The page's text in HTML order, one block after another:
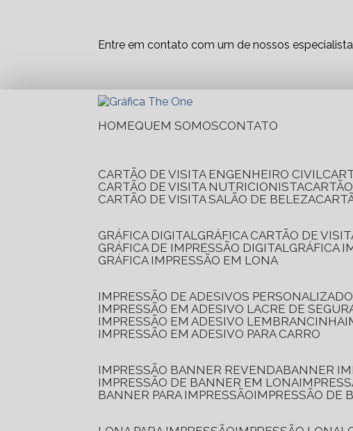
Entre em contato com um de nossos
HOME QUEM SOMOS CONTATO
CARTÃO DE VISITA ENGENHEIRO CIVIL
CARTÃO DE VISITA NUTRICIONISTA
CARTÃO DE VISITA SALÃO DE BELEZA
GRÁFICA DIGITAL
GRÁFICA CARTÃO DE
GRÁFICA DE IMPRESSÃO DIGITAL
GRÁFICA
GRÁFICA IMPRESSÃO EM LONA
IMPRESSÃO DE ADESIVOS
IMPRESSÃO EM ADESIVO LACRE DE
IMPRESSÃO EM ADESIVO LEMBRANCINHA
IMPRESSÃO EM ADESIVO PARA CARRO
IMPRESSÃO BANNER REVENDA
BANNER
IMPRESSÃO DE BANNER EM LONA
BANNER PARA IMPRESSÃO IMPRESSÃO DE